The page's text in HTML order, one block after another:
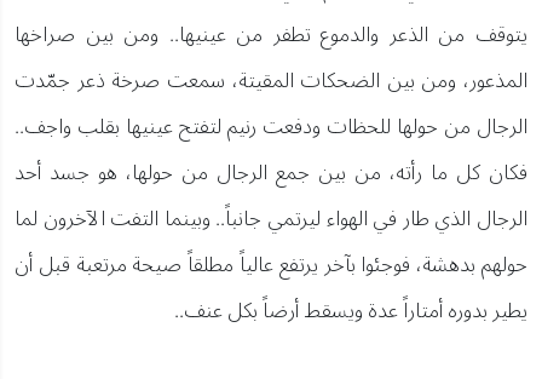
يتوقف من الذعر والدموع تطفر من عينيها.. ومن بين صراخها
المذعور، ومن بين الضحكات المقيتة، سمعت صرخة ذعر جمّدت
الرجال من حولها للحظات ودفعت رنيم لتفتح عينيها بقلب واجف..
فكان كل ما رأته، من بين جمع الرجال من حولها، هو جسد أحد
الرجال الذي طار في الهواء ليرتمي جانباً.. وبينما التفت الآخرون لما
حولهم بدهشة، فوجئوا بآخر يرتفع عالياً مطلقاً صيحة مرتعبة قبل أن
يطير بدوره أمتاراً عدة ويسقط أرضاً بكل عنف..